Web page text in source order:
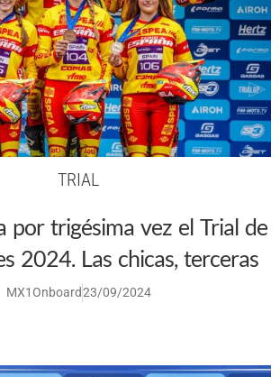
TRIAL
por trigésima vez el Trial de
2024. Las chicas, terceras
MX1Onboard23/09/2024